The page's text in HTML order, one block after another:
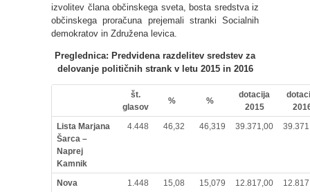
izvolitev člana občinskega sveta, bosta sredstva iz
občinskega proračuna prejemali stranki Socialnih
demokratov in Združena levica.
Preglednica: Predvidena razdelitev sredstev za
delovanje političnih strank v letu 2015 in 2016
št.
glasov
% %
dotacija
2015
Lista Marjana
Šarca –
Naprej
Kamnik
4.448 46,32 46,319 39.371,00
Nova
1.448 15,08 15,079 12.817,00